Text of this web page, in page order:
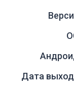
Дата